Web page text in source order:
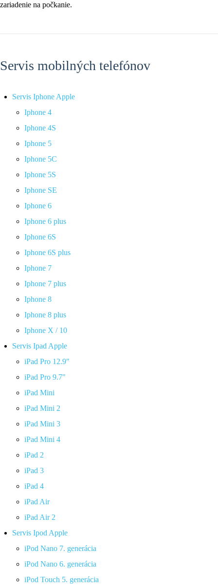
zariadenie na počkanie.
Servis mobilných telefónov
Servis Iphone Apple
Iphone 4
Iphone 4S
Iphone 5
Iphone 5C
Iphone 5S
Iphone SE
Iphone 6
Iphone 6 plus
Iphone 6S
Iphone 6S plus
Iphone 7
Iphone 7 plus
Iphone 8
Iphone 8 plus
Iphone X / 10
Servis Ipad Apple
iPad Pro 12.9"
iPad Pro 9.7"
iPad Mini
iPad Mini 2
iPad Mini 3
iPad Mini 4
iPad 2
iPad 3
iPad 4
iPad Air
iPad Air 2
Servis Ipod Apple
iPod Nano 7. generácia
iPod Nano 6. generácia
iPod Touch 5. generácia